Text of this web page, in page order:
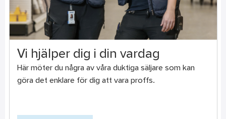
Vi hjälper dig i din vardag
Här möter du några av våra duktiga säljare som kan
göra det enklare för dig att vara proffs.